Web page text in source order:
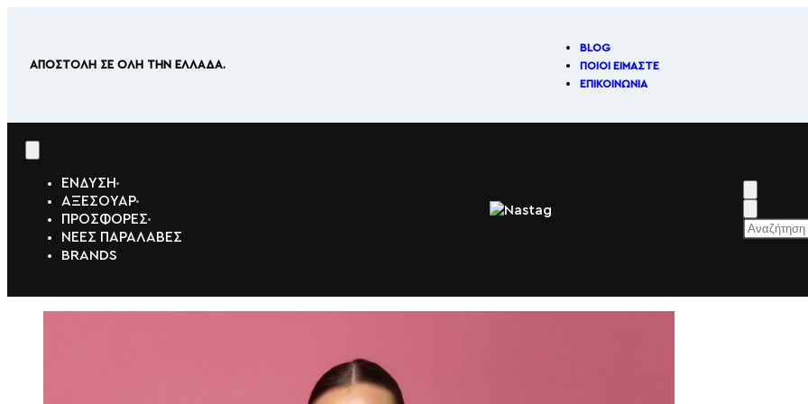
ΑΠΟΣΤΟΛΗ ΣΕ ΟΛΗ ΤΗΝ ΕΛΛΑΔΑ.
BLOG
ΠΟΙΟΊ ΕΊΜΑΣΤΕ
ΕΠΙΚΟΙΝΩΝΊΑ
ΕΝΔΥΣΗ
ΑΞΕΣΟΥΑΡ
ΠΡΟΣΦΟΡΕΣ
ΝΕΕΣ ΠΑΡΑΛΑΒΕΣ
BRANDS